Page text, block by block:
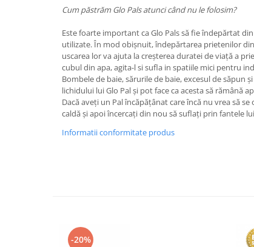
Cum păstrăm Glo Pals atunci când nu le folosim?
Este foarte important ca Glo Pals să fie îndepărtat
utilizate. În mod obișnuit, îndepărtarea prietenilor
uscarea lor va ajuta la creșterea duratei de viață a
cubul din apa, agita-l si sufla in spatiile mici pentru
Bombele de baie, sărurile de baie, excesul de săpun
lichidului lui Glo Pal și pot face ca acesta să rămână
Dacă aveți un Pal încăpățânat care încă nu vrea să
caldă și apoi încercați din nou să suflați prin fantele
Informatii conformitate produs
-20%